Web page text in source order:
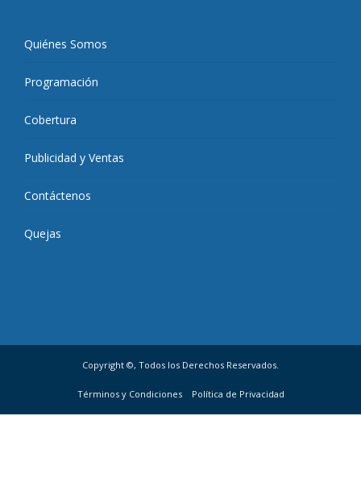
Quiénes Somos
Programación
Cobertura
Publicidad y Ventas
Contáctenos
Quejas
Copyright ©, Todos los Derechos Reservados.
Términos y Condiciones Política de Privacidad